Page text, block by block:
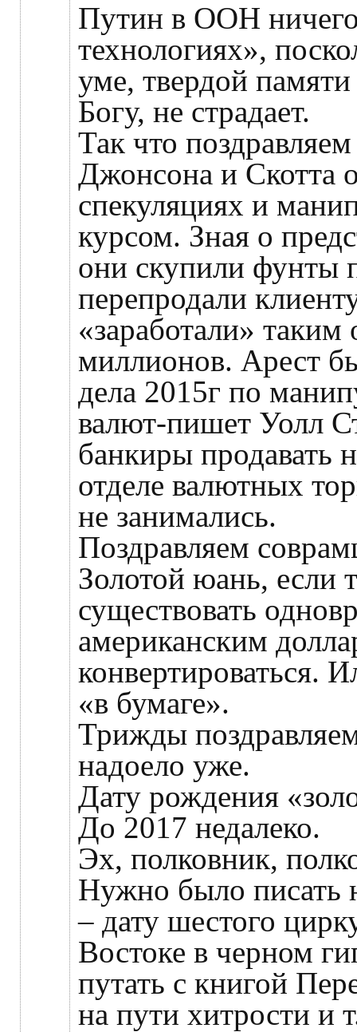
Путин в ООН
технологиях»,
уме, твердой памяти
Богу, не страдает.
Так что
Джонсона и Скотта
спекуляциях и
курсом. Зная о
они скупили фунты
перепродали
«заработали» таким
миллионов. Арест
дела 2015г по
валют-пишет Уолл
банкиры продавать
отделе валютных
не занимались.
Поздравляем
Золотой юань, если
существовать
американским
конвертироваться.
«в бумаге».
Трижды
надоело уже.
Дату рождения
До 2017 недалеко.
Эх, полковник,
Нужно было писать
– дату шестого
Востоке в черном
путать с книгой
на пути хитрости и